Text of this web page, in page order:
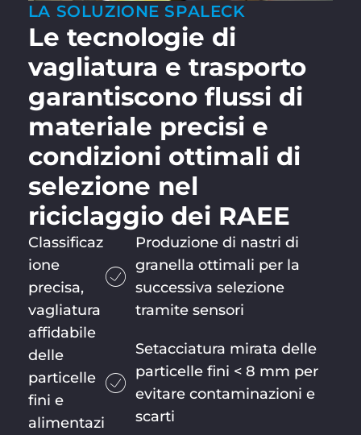
LA SOLUZIONE SPALECK
Le tecnologie di
vagliatura e trasporto
garantiscono flussi di
materiale precisi e
condizioni ottimali di
selezione nel
riciclaggio dei RAEE
Classificaz
ione
precisa,
vagliatura
affidabile
delle
particelle
fini e
alimentazi
Produzione di nastri di
granella ottimali per la
successiva selezione
tramite sensori
Setacciatura mirata delle
particelle fini < 8 mm per
evitare contaminazioni e
scarti